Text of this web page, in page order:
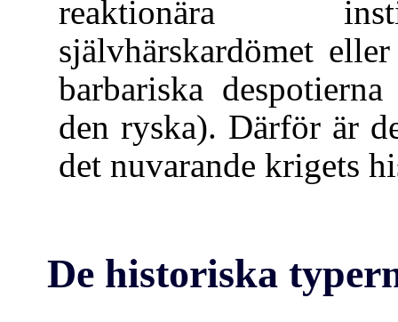
reaktionära
självhärskardömet
barbariska
den ryska). Därför är
det nuvarande krigets
De historiska